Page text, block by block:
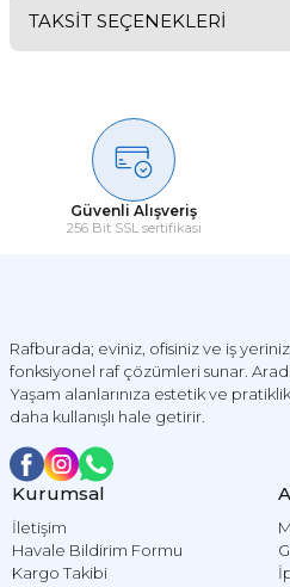
Ürün hakkında henüz
TAKSİT SEÇENEKLERİ
Güvenli Alışveriş
256 Bit SSL sertifikası
Rafburada; eviniz, ofisiniz ve iş yeriniz
fonksiyonel raf çözümleri sunar.
Yaşam alanlarınıza estetik ve
daha kullanışlı hale getirir.
Kurumsal
İletişim
Havale Bildirim Formu
Kargo Takibi